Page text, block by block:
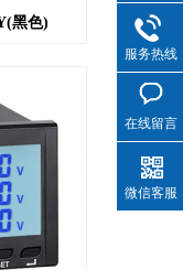
黑色)
服务热线
在线留言
微信客服